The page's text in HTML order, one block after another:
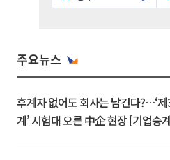
주요뉴스
후계자 없어도 회사는 남긴다?…‘
계’ 시험대 오른 中企 현장 [기업승